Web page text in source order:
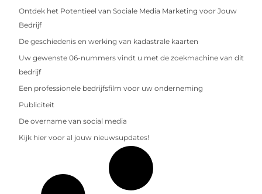
Ontdek het Potentieel van Sociale Media Marketing voor Jouw
Bedrijf
De geschiedenis en werking van kadastrale kaarten
Uw gewenste 06-nummers vindt u met de zoekmachine van dit
bedrijf
Een professionele bedrijfsfilm voor uw onderneming
Publiciteit
De overname van social media
Kijk hier voor al jouw nieuwsupdates!